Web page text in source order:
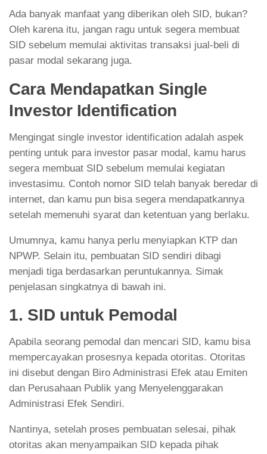
Ada banyak manfaat yang diberikan oleh SID, bukan?
Oleh karena itu, jangan ragu untuk segera membuat
SID sebelum memulai aktivitas transaksi jual-beli di
pasar modal sekarang juga.
Cara Mendapatkan Single
Investor Identification
Mengingat single investor identification adalah aspek
penting untuk para investor pasar modal, kamu harus
segera membuat SID sebelum memulai kegiatan
investasimu. Contoh nomor SID telah banyak beredar di
internet, dan kamu pun bisa segera mendapatkannya
setelah memenuhi syarat dan ketentuan yang berlaku.
Umumnya, kamu hanya perlu menyiapkan KTP dan
NPWP. Selain itu, pembuatan SID sendiri dibagi
menjadi tiga berdasarkan peruntukannya. Simak
penjelasan singkatnya di bawah ini.
1. SID untuk Pemodal
Apabila seorang pemodal dan mencari SID, kamu bisa
mempercayakan prosesnya kepada otoritas. Otoritas
ini disebut dengan Biro Administrasi Efek atau Emiten
dan Perusahaan Publik yang Menyelenggarakan
Administrasi Efek Sendiri.
Nantinya, setelah proses pembuatan selesai, pihak
otoritas akan menyampaikan SID kepada pihak